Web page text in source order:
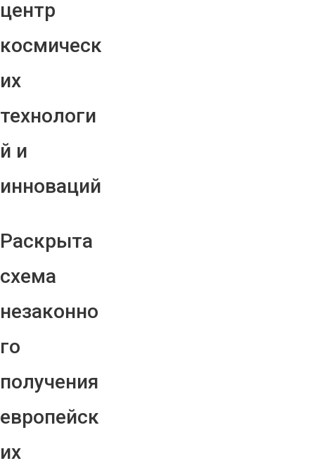
центр
космическ
их
технологи
й и
инноваций
Раскрыта
схема
незаконно
го
получения
европейск
их